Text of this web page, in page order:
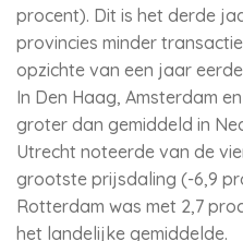
procent). Dit is het derde
provincies minder
opzichte van een jaar
In Den Haag, Amsterdam
groter dan gemiddeld in
Utrecht noteerde van de
grootste prijsdaling (-6,9
Rotterdam was met 2,7
het landelijke gemiddelde.